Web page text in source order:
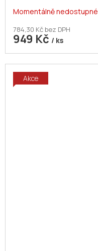
Momentálně nedostupné
784,30 Kč bez DPH
949 Kč / ks
Akce